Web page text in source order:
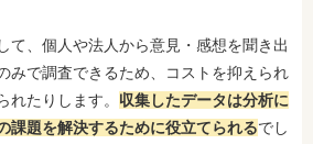
て、個人や法人から意見・感想を聞き出
みで調査できるため、コストを抑えられ
れたりします。 収集したデータは分析に
課題を解決するために役立てられるでし